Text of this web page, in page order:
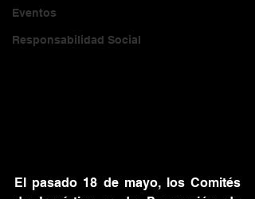
Eventos
Responsabilidad Social
El pasado 18 de mayo, los Comités